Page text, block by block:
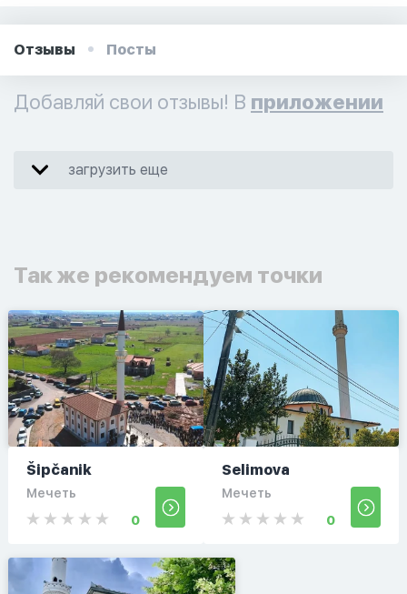
Отзывы Посты
Добавляй свои отзывы! В приложении
загрузить еще
Так же рекомендуем точки
Šipčanik
Мечеть
0
Selimova
Мечеть
0